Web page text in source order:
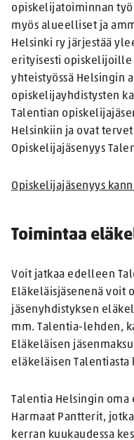
opiskelijatoiminnan
myös alueelliset ja
Helsinki ry järjestää
erityisesti opiskelijoille
yhteistyössä Helsingin
opiskelijayhdistysten
Talentian
Helsinkiin ja ovat
Opiskelijajäsenyys
Opiskelijajäsenyys
Toimintaa
Voit jatkaa edelleen
Eläkeläisjäsenenä voit
jäsenyhdistyksen
mm. Talentia-lehden,
Eläkeläisen
eläkeläisen Talentiasta
Talentia Helsingin
Harmaat Pantterit,
kerran kuukaudessa